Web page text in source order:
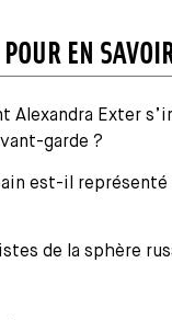
EN
Alexandra Exter
garde ?
est-il
de la sphère